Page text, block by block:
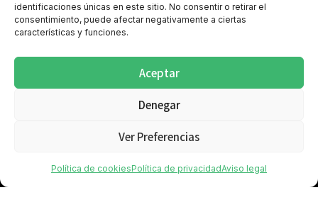
identificaciones únicas en este sitio. No consentir o retirar el
consentimiento, puede afectar negativamente a ciertas
características y funciones.
Aceptar
Denegar
Ver Preferencias
Política de cookiesPolítica de privacidadAviso legal
Política de cookies (UE)
Política de privacidad Redes Sociales